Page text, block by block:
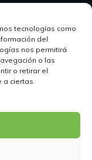
tecnologías como
del
nos permitirá
o las
o retirar el
a ciertas